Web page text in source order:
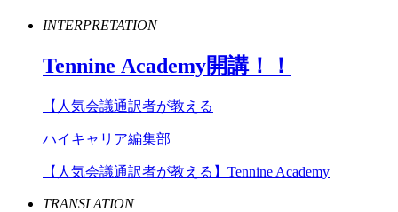
INTERPRETATION
Tennine Academy開講！！
【人気会議通訳者が教える
ハイキャリア編集部
【人気会議通訳者が教える】Tennine Academy
TRANSLATION